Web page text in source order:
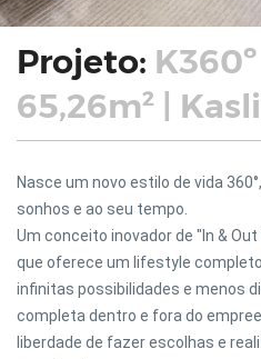
Projeto:
65,26m² |
Nasce um novo estilo de vida
sonhos e ao seu tempo.
Um conceito inovador de "In &
que oferece um lifestyle
infinitas possibilidades e menos
completa dentro e fora do
liberdade de fazer escolhas e